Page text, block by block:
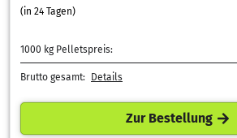
(in 24 Tagen)
1000 kg Pelletspreis:
Brutto gesamt: Details
Zur Bestellung